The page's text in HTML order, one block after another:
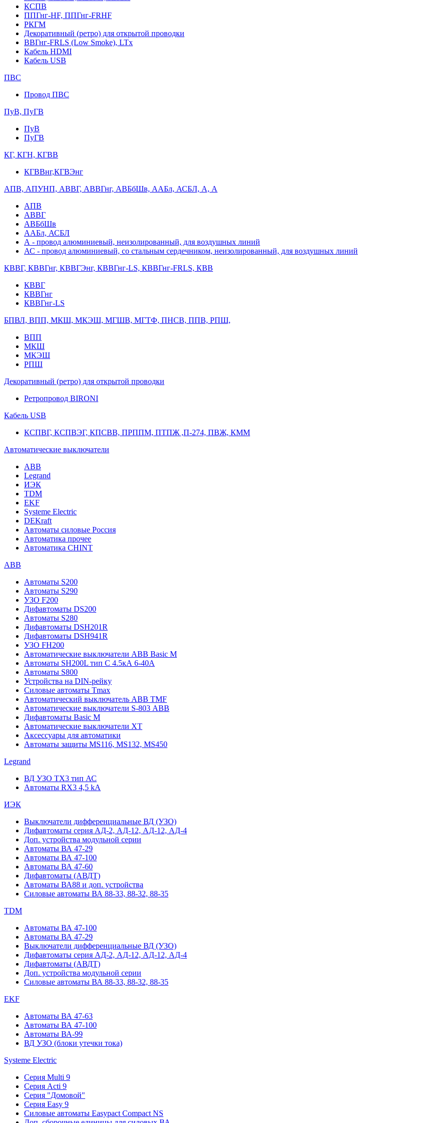
КСПВ
ППГнг-HF, ППГнг-FRHF
РКГМ
Декоративный (ретро) для открытой проводки
ВВГнг-FRLS (Low Smoke), LTx
Кабель HDMI
Кабель USB
ПВС
Провод ПВС
ПуВ, ПуГВ
ПуВ
ПуГВ
КГ, КГН, КГВВ
КГВВнг,КГВЭнг
АПВ, АПУНП, АВВГ, АВВГнг, АВБбШв, ААБл, АСБЛ, А, А
АПВ
АВВГ
АВБбШв
ААБл, АСБЛ
А - провод алюминиевый, неизолированный, для воздушных линий
АС - провод алюминиевый, со стальным сердечником, неизолированный, для воздушных линий
КВВГ, КВВГнг, КВВГЭнг, КВВГнг-LS, КВВГнг-FRLS, КВВ
КВВГ
КВВГнг
КВВГнг-LS
БПВЛ, ВПП, МКШ, МКЭШ, МГШВ, МГТФ, ПНСВ, ППВ, РПШ,
ВПП
МКШ
МКЭШ
РПШ
Декоративный (ретро) для открытой проводки
Ретропровод BIRONI
Кабель USB
КСПВГ, КСПВЭГ, КПСВВ, ПРППМ, ПТПЖ ,П-274, ПВЖ, КММ
Автоматические выключатели
ABB
Legrand
ИЭК
TDM
EKF
Systeme Electric
DEKraft
Автоматы силовые Россия
Автоматика прочее
Автоматика CHINT
ABB
Автоматы S200
Автоматы S290
УЗО F200
Дифавтоматы DS200
Автоматы S280
Дифавтоматы DSH201R
Дифавтоматы DSH941R
УЗО FH200
Автоматические выключатели ABB Basic M
Автоматы SH200L тип С 4.5кА 6-40А
Автоматы S800
Устройства на DIN-рейку
Силовые автоматы Tmax
Автоматический выключатель ABB TMF
Автоматические выключатели S-803 АВВ
Дифавтоматы Basic M
Автоматические выключатели XT
Аксессуары для автоматики
Автоматы защиты MS116, MS132, MS450
Legrand
ВД УЗО TX3 тип АС
Автоматы RX3 4,5 kA
ИЭК
Выключатели дифференциальные ВД (УЗО)
Дифавтоматы серия АД-2, АД-12, АД-12, АД-4
Доп. устройства модульной серии
Автоматы ВА 47-29
Автоматы ВА 47-100
Автоматы ВА 47-60
Дифавтоматы (АВДТ)
Автоматы ВА88 и доп. устройства
Силовые автоматы ВА 88-33, 88-32, 88-35
TDM
Автоматы ВА 47-100
Автоматы ВА 47-29
Выключатели дифференциальные ВД (УЗО)
Дифавтоматы серия АД-2, АД-12, АД-12, АД-4
Дифавтоматы (АВДТ)
Доп. устройства модульной серии
Силовые автоматы ВА 88-33, 88-32, 88-35
EKF
Автоматы ВА 47-63
Автоматы ВА 47-100
Автоматы ВА-99
ВД УЗО (блоки утечки тока)
Systeme Electric
Серия Multi 9
Серия Acti 9
Серия "Домовой"
Серия Easy 9
Силовые автоматы Easypact Compact NS